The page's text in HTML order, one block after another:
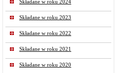
Składane w roku 2024
Składane w roku 2023
Składane w roku 2022
Składane w roku 2021
Składane w roku 2020